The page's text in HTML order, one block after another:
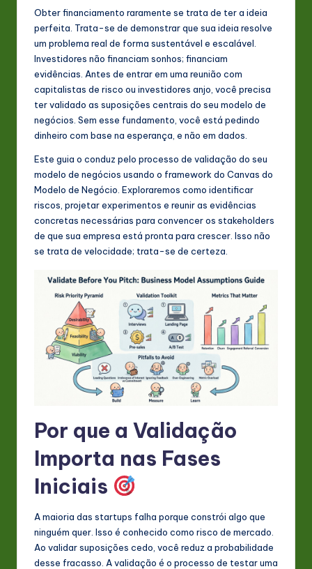
in
In
o
Obter financiamento raramente se trata de ter a ideia
perfeita. Trata-se de demonstrar que sua ideia resolve
um problema real de forma sustentável e escalável.
Investidores não financiam sonhos; financiam
evidências. Antes de entrar em uma reunião com
capitalistas de risco ou investidores anjo, você precisa
ter validado as suposições centrais do seu modelo de
negócios. Sem esse fundamento, você está pedindo
dinheiro com base na esperança, e não em dados.
Este guia o conduz pelo processo de validação do seu
modelo de negócios usando o framework do Canvas do
Modelo de Negócio. Exploraremos como identificar
riscos, projetar experimentos e reunir as evidências
concretas necessárias para convencer os stakeholders
de que sua empresa está pronta para crescer. Isso não
se trata de velocidade; trata-se de certeza.
Por que a Validação
Importa nas Fases
Iniciais
A maioria das startups falha porque constrói algo que
ninguém quer. Isso é conhecido como risco de mercado.
Ao validar suposições cedo, você reduz a probabilidade
desse fracasso. A validação é o processo de testar uma